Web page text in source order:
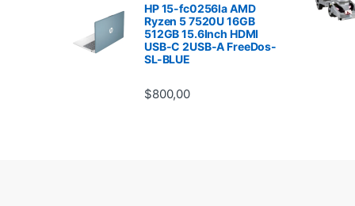
HP 15-fc0256la AMD
Ryzen 5 7520U 16GB
512GB 15.6Inch HDMI
USB-C 2USB-A FreeDos-
SL-BLUE
$800,00